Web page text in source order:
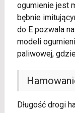
ogumienie jest
bębnie
do E pozwala
modeli
paliwowej,
Długość drogi